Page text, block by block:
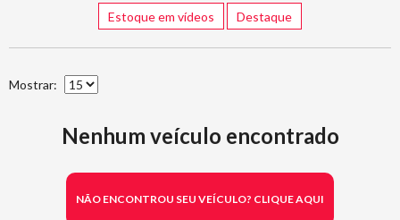
Estoque em vídeos Destaque
Mostrar:
Nenhum veículo encontrado
NÃO ENCONTROU SEU VEÍCULO? CLIQUE AQUI